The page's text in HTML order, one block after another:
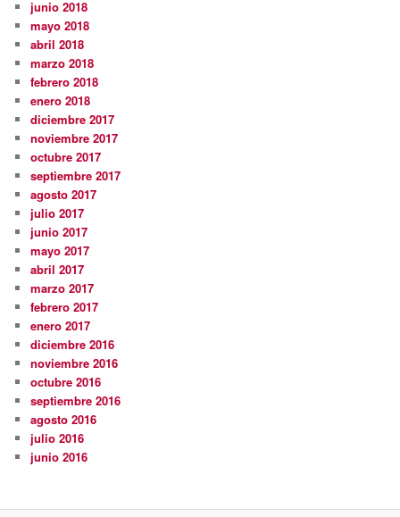
junio 2018
mayo 2018
abril 2018
marzo 2018
febrero 2018
enero 2018
diciembre 2017
noviembre 2017
octubre 2017
septiembre 2017
agosto 2017
julio 2017
junio 2017
mayo 2017
abril 2017
marzo 2017
febrero 2017
enero 2017
diciembre 2016
noviembre 2016
octubre 2016
septiembre 2016
agosto 2016
julio 2016
junio 2016